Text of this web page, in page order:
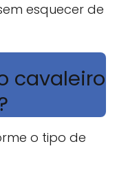
esquecer de
cavaleiro
o tipo de